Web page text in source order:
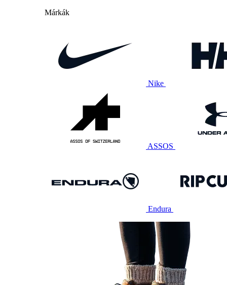
Márkák
Nike
ASSOS
Endura